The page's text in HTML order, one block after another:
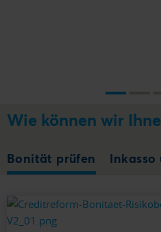
Wie können wir
Bonität prüfen Inkasso